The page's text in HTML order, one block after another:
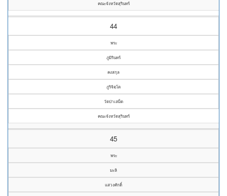
คณะจังหวัดสุรินทร์
44
พระ
ภูมิรินทร์
คงสกุล
ภูริจิตฺโต
วัดป่าเสม็ด
คณะจังหวัดสุรินทร์
45
พระ
มะลิ
แสวงศักดิ์